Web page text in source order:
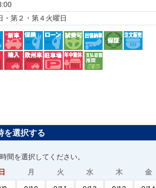
・第２・第４火曜日
を選択する
間を選択してください。
日 月 火 水 木 金